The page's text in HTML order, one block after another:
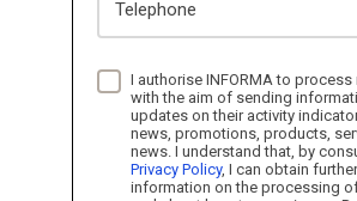
I authorise INFORMA to process
with the aim of sending
updates on their activity
news, promotions, products,
news. I understand that, by
Privacy Policy, I can obtain further
information on the processing